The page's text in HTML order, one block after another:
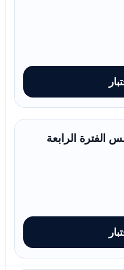
الفترة الرابعة